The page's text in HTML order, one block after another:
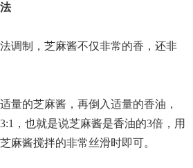
调制，芝麻酱不仅非常的香，还非
量的芝麻酱，再倒入适量的香油，
3:1 ，也就是说芝麻酱是香油的3倍，用
麻酱搅拌的非常丝滑时即可。